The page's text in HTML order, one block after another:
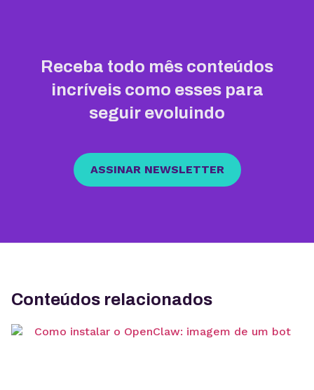
Receba todo mês conteúdos
incríveis como esses para
seguir evoluindo
ASSINAR NEWSLETTER
Conteúdos relacionados